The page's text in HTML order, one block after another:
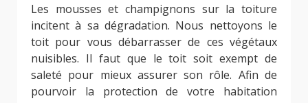
Les mousses et champignons sur la toiture
incitent à sa dégradation. Nous nettoyons le
toit pour vous débarrasser de ces végétaux
nuisibles. Il faut que le toit soit exempt de
saleté pour mieux assurer son rôle. Afin de
pourvoir la protection de votre habitation